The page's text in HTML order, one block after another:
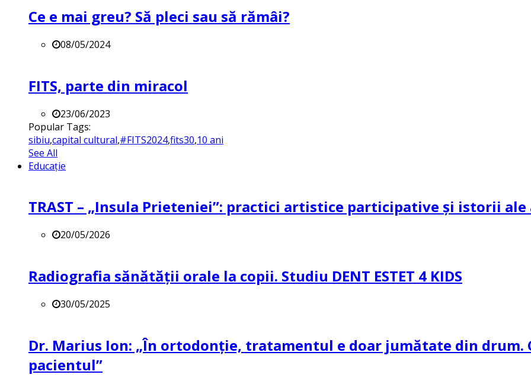
Ce e mai greu? Să pleci sau să rămâi?
08/05/2024
FITS, parte din miracol
23/06/2023
Popular Tags:
sibiu,capital cultural,#FITS2024,fits30,10 ani
See All
Educație
TRAST – „Insula Prieteniei”: practici artistice participative și istorii
20/05/2026
Radiografia sănătății orale la copii. Studiu DENT ESTET 4 KIDS
30/05/2025
Dr. Marius Ion: „În ortodonție, tratamentul e doar jumătate din drum.
pacientul”